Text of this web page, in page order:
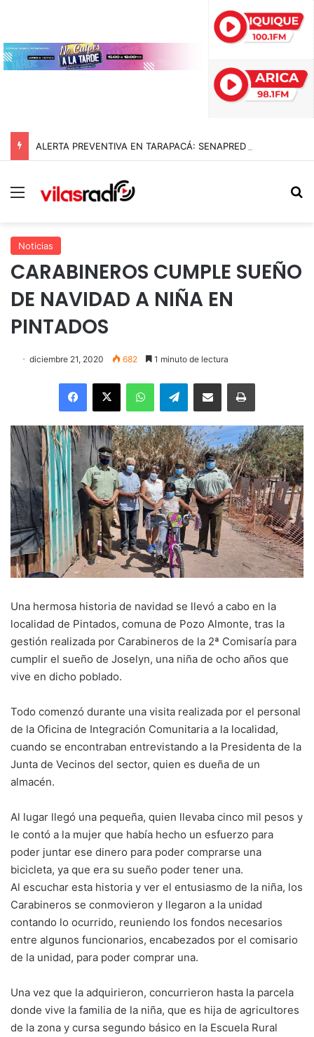
Menú
Noticias
CARABINEROS CUMPLE SUEÑO
DE NAVIDAD A NIÑA EN
PINTADOS
diciembre 21, 2020 682 1 minuto de lectura
Facebook
X WhatsAppTelegramEnviar vía email Imprimir
Una hermosa historia de navidad se llevó a cabo en la
localidad de Pintados, comuna de Pozo Almonte, tras la
gestión realizada por Carabineros de la 2ª Comisaría para
cumplir el sueño de Joselyn, una niña de ocho años que
vive en dicho poblado.
Todo comenzó durante una visita realizada por el personal
de la Oficina de Integración Comunitaria a la localidad,
cuando se encontraban entrevistando a la Presidenta de la
Junta de Vecinos del sector, quien es dueña de un
almacén.
Al lugar llegó una pequeña, quien llevaba cinco mil pesos y
le contó a la mujer que había hecho un esfuerzo para
poder juntar ese dinero para poder comprarse una
bicicleta, ya que era su sueño poder tener una.
Al escuchar esta historia y ver el entusiasmo de la niña, los
Carabineros se conmovieron y llegaron a la unidad
contando lo ocurrido, reuniendo los fondos necesarios
entre algunos funcionarios, encabezados por el comisario
de la unidad, para poder comprar una.
Una vez que la adquirieron, concurrieron hasta la parcela
donde vive la familia de la niña, que es hija de agricultores
de la zona y cursa segundo básico en la Escuela Rural